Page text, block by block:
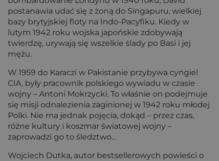
postanawia udać się z żoną do Singapuru, wielkiej
bazy brytyjskiej floty na Indo-Pacyfiku. Kiedy w
lutym 1942 roku wojska japońskie zdobywają
twierdzę, urywają się wszelkie ślady po Basi i jej
mężu.
W 1959 do Karaczi w Pakistanie przybywa cyngiel
CIA, były pracownik polskiego wywiadu w czasie
wojny – Antoni Mokrzycki. To właśnie on podejmuje
się misji odnalezienia zaginionej w 1942 roku młodej
Polki. Nie ma jednak pojęcia, dokąd – przez czas,
różne kultury i koszmar światowej wojny –
zaprowadzi go to śledztwo…
Wojciech Dutka, autor bestsellerowych powieści o